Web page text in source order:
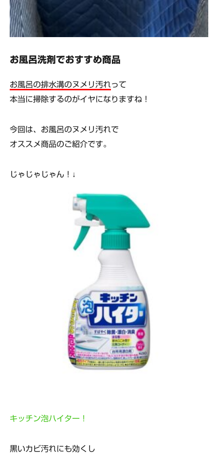
お風呂洗剤でおすすめ商品
お風呂の排水溝のヌメリ汚れって
本当に掃除するのがイヤになりますね！
今回は、お風呂のヌメリ汚れで
オススメ商品のご紹介です。
じゃじゃじゃん！↓
キッチン泡ハイター！
黒いカビ汚れにも効くし